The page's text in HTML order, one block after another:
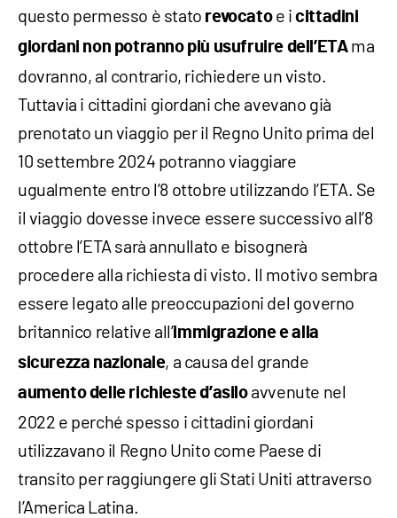
questo permesso è stato revocatoe icittadini
giordani non potranno più usufruire dell’ETAma
dovranno, al contrario, richiedere un visto.
Tuttavia i cittadini giordani che avevano già
prenotato un viaggio per il Regno Unito prima del
10 settembre 2024 potranno viaggiare
ugualmente entro l’8 ottobre utilizzando l’ETA. Se
il viaggio dovesse invece essere successivo all’8
ottobre l’ETA sarà annullato e bisognerà
procedere alla richiesta di visto. Il motivo sembra
essere legato alle preoccupazioni del governo
britannico relative all’immigrazione e alla
sicurezza nazionale, a causa del grande
aumento delle richieste d’asiloavvenute nel
2022 e perché spesso i cittadini giordani
utilizzavano il Regno Unito come Paese di
transito per raggiungere gli Stati Uniti attraverso
l’America Latina.